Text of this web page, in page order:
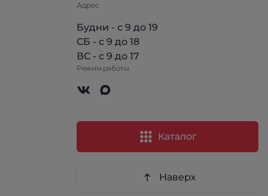
Адрес
Будни - с 9 до 19
СБ - с 9 до 18
ВС - с 9 до 17
Режим работы
Каталог
Наверх